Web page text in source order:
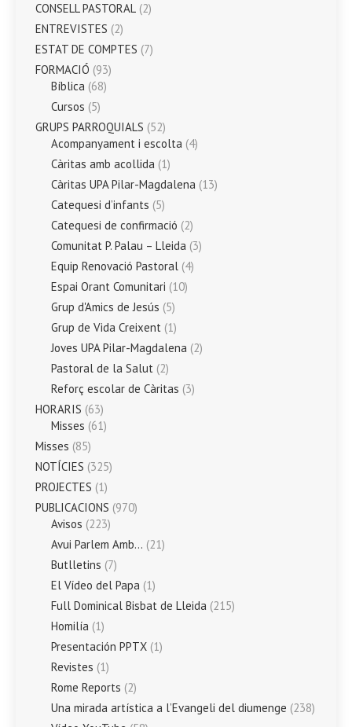
CONSELL PASTORAL (2)
ENTREVISTES (2)
ESTAT DE COMPTES (7)
FORMACIÓ (93)
Bíblica (68)
Cursos (5)
GRUPS PARROQUIALS (52)
Acompanyament i escolta (4)
Càritas amb acollida (1)
Càritas UPA Pilar-Magdalena (13)
Catequesi d’infants (5)
Catequesi de confirmació (2)
Comunitat P. Palau – Lleida (3)
Equip Renovació Pastoral (4)
Espai Orant Comunitari (10)
Grup d'Amics de Jesús (5)
Grup de Vida Creixent (1)
Joves UPA Pilar-Magdalena (2)
Pastoral de la Salut (2)
Reforç escolar de Càritas (3)
HORARIS (63)
Misses (61)
Misses (85)
NOTÍCIES (325)
PROJECTES (1)
PUBLICACIONS (970)
Avisos (223)
Avui Parlem Amb… (21)
Butlletins (7)
El Vídeo del Papa (1)
Full Dominical Bisbat de Lleida (215)
Homilía (1)
Presentación PPTX (1)
Revistes (1)
Rome Reports (2)
Una mirada artística a l’Evangeli del diumenge (238)